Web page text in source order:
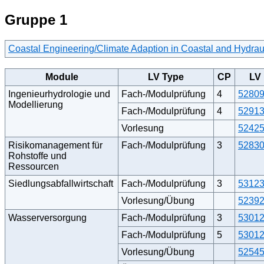
Gruppe 1
Coastal Engineering/Climate Adaption in Coastal and
Module LV Type CP
LV
Ingenieurhydrologie und
Modellierung
Fach-/Modulprüfung 4
Fach-/Modulprüfung
4
Vorlesung
Risikomanagement für
Rohstoffe und
Ressourcen
Fach-/Modulprüfung 3
Siedlungsabfallwirtschaft Fach-/Modulprüfung 3
Vorlesung/Übung
Wasserversorgung
Fach-/Modulprüfung 3
Fach-/Modulprüfung
5
Vorlesung/Übung